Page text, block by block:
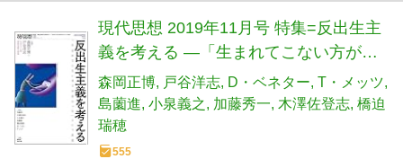
現代思想 2019年11月号 特集=反出生主
義を考える ―「生まれてこない方が良
かった」という思想―
森岡正博 戸谷洋志 D・ベネター T・メッツ
島薗進 小泉義之 加藤秀一 木澤佐登志 橋迫
瑞穂
555